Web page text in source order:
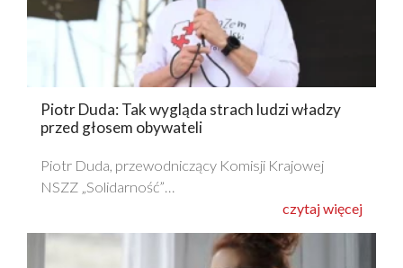
Piotr Duda: Tak wygląda strach ludzi władzy
przed głosem obywateli
Piotr Duda, przewodniczący Komisji Krajowej
NSZZ „Solidarność”…
czytaj więcej